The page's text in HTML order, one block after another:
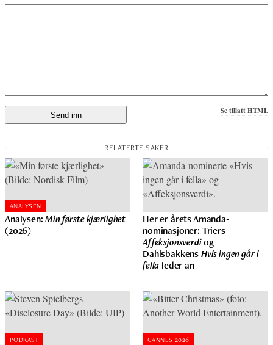
Se tillatt HTML
ANALYSEN
Analysen: Min første kjærlighet
(2026)
Her er årets Amanda-
nominasjoner: Triers
Affeksjonsverdiog
DahlsbakkensHvis ingen går i
fella leder an
PODKAST CANNES 2026